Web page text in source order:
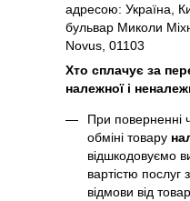
адресою: Україна,
бульвар Миколи
Novus, 01103
Хто сплачує за
належної і
При поверненні
обміні товару
відшкодовуємо
вартістю послуг
відмови від